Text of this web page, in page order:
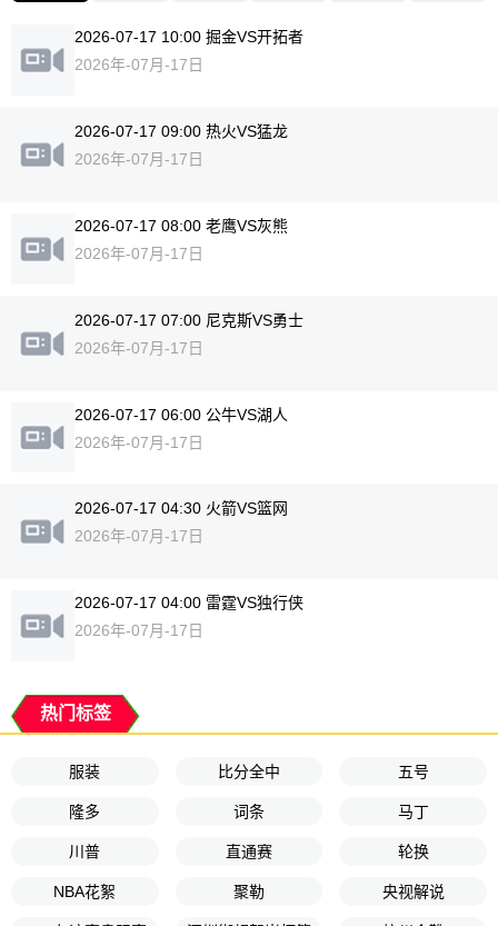
2026-07-17 10:00 掘金VS开拓者
2026年-07月-17日
2026-07-17 09:00 热火VS猛龙
2026年-07月-17日
2026-07-17 08:00 老鹰VS灰熊
2026年-07月-17日
2026-07-17 07:00 尼克斯VS勇士
2026年-07月-17日
2026-07-17 06:00 公牛VS湖人
2026年-07月-17日
2026-07-17 04:30 火箭VS篮网
2026年-07月-17日
2026-07-17 04:00 雷霆VS独行侠
2026年-07月-17日
热门标签
服装 比分全中 五号
隆多 词条 马丁
川普 直通赛 轮换
NBA花絮 聚勒 央视解说